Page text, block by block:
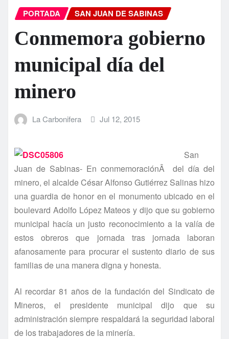
PORTADA SAN JUAN DE SABINAS
Conmemora gobierno
municipal dí­a del
minero
La Carbonifera Jul 12, 2015
San
Juan de Sabinas- En conmemoraciónÂ del dí­a del
minero, el alcalde César Alfonso Gutiérrez Salinas hizo
una guardia de honor en el monumento ubicado en el
boulevard Adolfo López Mateos y dijo que su gobierno
municipal hací­a un justo reconocimiento a la valí­a de
estos obreros que jornada tras jornada laboran
afanosamente para procurar el sustento diario de sus
familias de una manera digna y honesta.
Al recordar 81 años de la fundación del Sindicato de
Mineros, el presidente municipal dijo que su
administración siempre respaldará la seguridad laboral
de los trabajadores de la minerí­a.